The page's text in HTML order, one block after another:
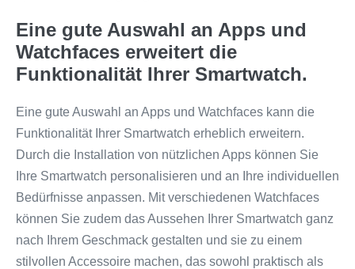
Eine gute Auswahl an Apps und
Watchfaces erweitert die
Funktionalität Ihrer Smartwatch.
Eine gute Auswahl an Apps und Watchfaces kann die
Funktionalität Ihrer Smartwatch erheblich erweitern.
Durch die Installation von nützlichen Apps können Sie
Ihre Smartwatch personalisieren und an Ihre individuellen
Bedürfnisse anpassen. Mit verschiedenen Watchfaces
können Sie zudem das Aussehen Ihrer Smartwatch ganz
nach Ihrem Geschmack gestalten und sie zu einem
stilvollen Accessoire machen, das sowohl praktisch als